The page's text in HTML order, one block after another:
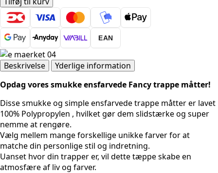
Fancy
Grå
Trappe
måtter
(15
stk)
antal
EAN
Beskrivelse
Yderlige information
Opdag vores smukke ensfarvede Fancy trappe måtter!
Disse smukke og simple ensfarvede trappe måtter er lavet
100% Polypropylen , hvilket gør dem slidstærke og super
nemme at rengøre.
Vælg mellem mange forskellige unikke farver for at
matche din personlige stil og indretning.
Uanset hvor din trapper er, vil dette tæppe skabe en
atmosfære af liv og farver.